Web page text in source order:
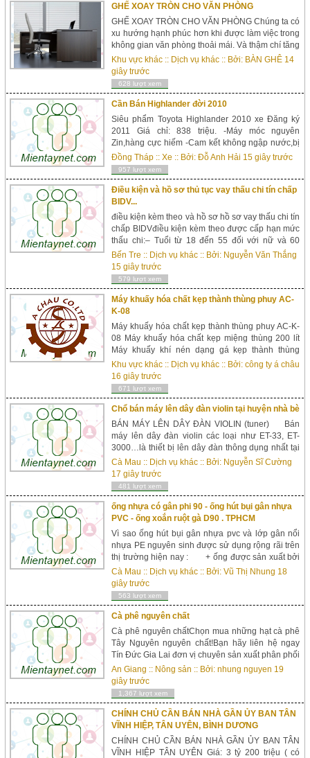
GHẾ XOAY TRÒN CHO VĂN PHÒNG
GHẾ XOAY TRÒN CHO VĂN PHÒNG Chúng ta có
xu hướng hạnh phúc hơn khi được làm việc trong
không gian văn phòng thoải mái. Và thậm chí tăng
năng suất làm việc hơn. Điều đó xảy ra khi chúng
ta cảm thấy thoải mái, v&agrav...
Khu vực khác :: Dịch vụ khác :: Bởi: BÀN GHÊ 14
giây trước
628 lượt xem
Cần Bán Highlander đời 2010
Siêu phẩm Toyota Highlander 2010 xe Đăng ký
2011 Giá chỉ: 838 triệu. -Máy móc nguyên
Zin,hàng cực hiếm -Cam kết không ngập nước,bị
thủy kích, mở máy. -Chưa hề va chạm mạnh. -Tiêu
hao 13L/100km -Review xe :
https://youtu.be/I72e2_TkDMk ---------------------------
-------------------------- Club Xe Cũ Hạ Long ...
Đồng Tháp ::Xe :: Bởi:Đỗ Anh Hải 15 giây trước
957 lượt xem
Điều kiện và hồ sơ thủ tục vay thấu chi tín chấp
BIDV...
điều kiện kèm theo và hồ sơ hồ sơ vay thấu chi tín
chấp BIDVđiều kiện kèm theo được cấp hạn mức
thấu chi:– Tuổi từ 18 đến 55 đối với nữ và 60
riêng với nam.– Có thu nhập thường xuyên và ổn
định được chi trả qua tài khoản tiền gửi thanh
toán mở tại Ngân Hàng BIDV;– Có sổ hộ khẩu/
tạm trú dài hạn hoặc làm việc trên cùng ...
Bến Tre :: Dịch vụ khác :: Bởi: Nguyễn Văn Thắng
15 giây trước
579 lượt xem
Máy khuấy hóa chất kẹp thành thùng phuy AC-
K-08
Máy khuấy hóa chất kẹp thành thùng phuy AC-K-
08 Máy khuấy hóa chất kẹp miệng thùng 200 lít
Máy khuấy khí nén dạng gá kẹp thành thùng
phuy, dòng máy khuấy linh động tiện lợi. Máy
khu...
Khu vực khác :: Dịch vụ khác :: Bởi:công ty á châu
16 giây trước
671 lượt xem
Chổ bán máy lên dây đàn violin tại huyện nhà bè
BÁN MÁY LÊN DÂY ĐÀN VIOLIN (tuner) Bán
máy lên dây đàn violin các loại như ET-33, ET-
3000…là thiết bị lên dây đàn thông dụng nhất tại
Việt Nam cho độ chính xác 100% mà...
Cà Mau :: Dịch vụ khác :: Bởi: Nguyễn Sĩ Cường
17 giây trước
481 lượt xem
ống nhựa có gân phi 90 - ống hút bụi gân nhựa
PVC - ống xoắn ruột gà D90 . TPHCM
Vì sao ống hút bụi gân nhựa pvc và lớp gân nổi
nhựa PE nguyên sinh được sử dụng rộng rãi trên
thị trường hiện nay : + ống được sản xuất bởi
các hạt nhựa Pvc , có tính đàn hồi cao , nhựa dẻo
dai . + ống có khả năng chụi nhiệt , chụi áp lực. +
ống dễ dàng sử dụng khả năng uốn khúc tốt&...
Cà Mau :: Dịch vụ khác :: Bởi:Vũ Thị Nhung 18
giây trước
563 lượt xem
Cà phê nguyên chất
Cà phê nguyên chấtChọn mua những hạt cà phê
Tây Nguyên nguyên chất!Bạn hãy liên hệ ngay
Tín Đức Gia Lai đơn vị chuyên sản xuất phân phối
các hạt cà phê chất lượng cao tại Việt Nam.Cà
phê nguyên chất ...
An Giang :: Nông sản :: Bởi:nhung nguyen 19
giây trước
1,367 lượt xem
CHÍNH CHỦ CẦN BÁN NHÀ GẦN ỦY BAN TÂN
VĨNH HIỆP, TÂN UYÊN, BÌNH DƯƠNG
CHÍNH CHỦ CẦN BÁN NHÀ GẦN ỦY BAN TÂN
VĨNH HIỆP TÂN UYÊN Giá: 3 tỷ 200 triệu ( có